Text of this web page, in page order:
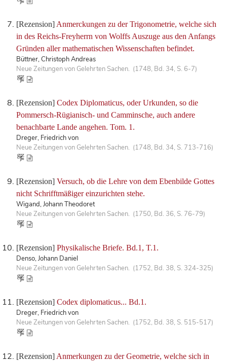
[Rezension] Anmerckungen zu der Trigonometrie, welche sich
in des Reichs-Freyherrn von Wolffs Auszuge aus den Anfangs
Gründen aller mathematischen Wissenschaften befindet.
Büttner, Christoph Andreas
Neue Zeitungen von Gelehrten Sachen. (1748, Bd. 34, S. 6-7)
[Rezension] Codex Diplomaticus, oder Urkunden, so die
Pommersch-Rügianisch- und Camminsche, auch andere
benachbarte Lande angehen. Tom. 1.
Dreger, Friedrich von
Neue Zeitungen von Gelehrten Sachen. (1748, Bd. 34, S. 713-716)
[Rezension] Versuch, ob die Lehre von dem Ebenbilde Gottes
nicht Schrifftmäßiger einzurichten stehe.
Wigand, Johann Theodoret
Neue Zeitungen von Gelehrten Sachen. (1750, Bd. 36, S. 76-79)
[Rezension] Physikalische Briefe. Bd.1, T.1.
Denso, Johann Daniel
Neue Zeitungen von Gelehrten Sachen. (1752, Bd. 38, S. 324-325)
[Rezension] Codex diplomaticus... Bd.1.
Dreger, Friedrich von
Neue Zeitungen von Gelehrten Sachen. (1752, Bd. 38, S. 515-517)
[Rezension] Anmerkungen zu der Geometrie, welche sich in